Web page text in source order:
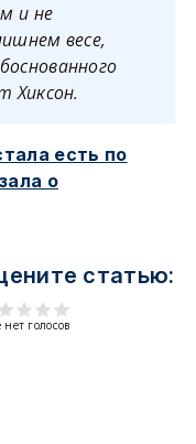
и не
весе,
Хиксон.
есть по
о
статью:
голосов